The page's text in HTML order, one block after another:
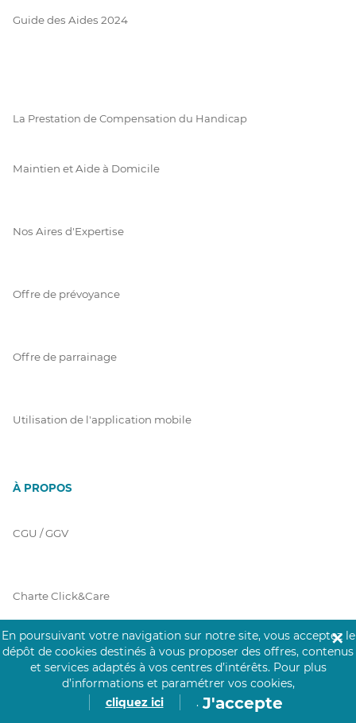
Guide des Aides 2024
La Prestation de Compensation du Handicap
Maintien et Aide à Domicile
Nos Aires d'Expertise
Offre de prévoyance
Offre de parrainage
Utilisation de l'application mobile
À PROPOS
CGU / GGV
Charte Click&Care
Code de Déontologie
En poursuivant votre navigation sur notre site, vous acceptez le
dépôt de cookies destinés à vous proposer des offres, contenus
et services adaptés à vos centres d’intérêts. Pour plus
d’informations et paramétrer vos cookies,
cliquez ici
. J'accepte
✕